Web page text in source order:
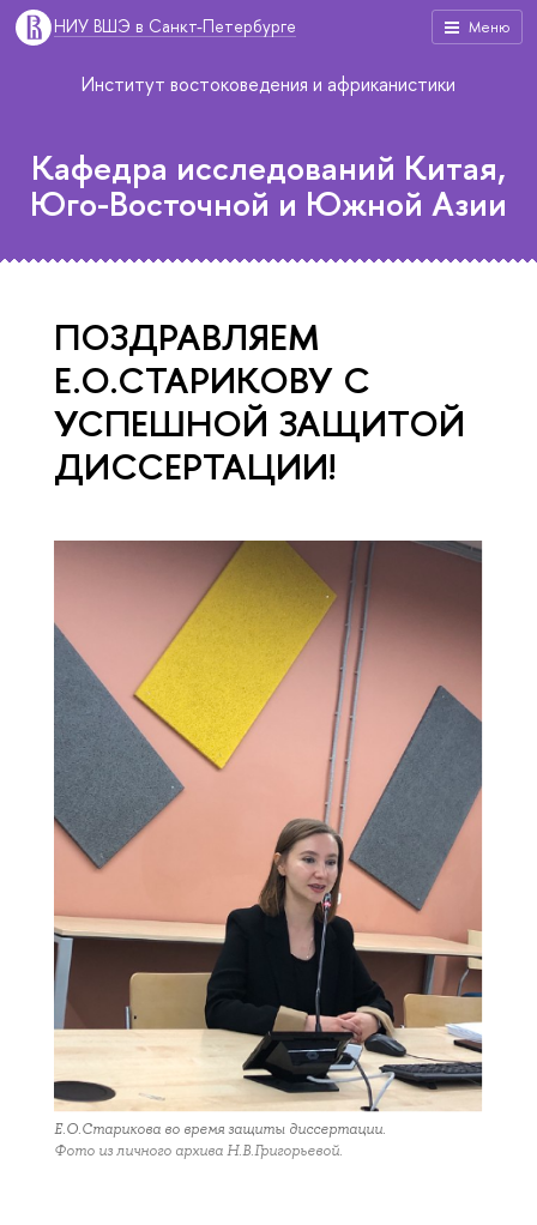
Меню
НИУ ВШЭ в Санкт-Петербурге
Институт востоковедения и африканистики
Кафедра исследований Китая,
Юго-Восточной и Южной Азии
ПОЗДРАВЛЯЕМ
Е.О.СТАРИКОВУ С
УСПЕШНОЙ ЗАЩИТОЙ
ДИССЕРТАЦИИ!
Е.О.Старикова во время защиты диссертации.
Фото из личного архива Н.В.Григорьевой.